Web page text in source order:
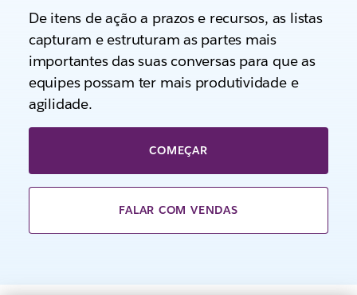
De itens de ação a prazos e recursos, as listas
capturam e estruturam as partes mais
importantes das suas conversas para que as
equipes possam ter mais produtividade e
agilidade.
COMEÇAR
FALAR COM VENDAS